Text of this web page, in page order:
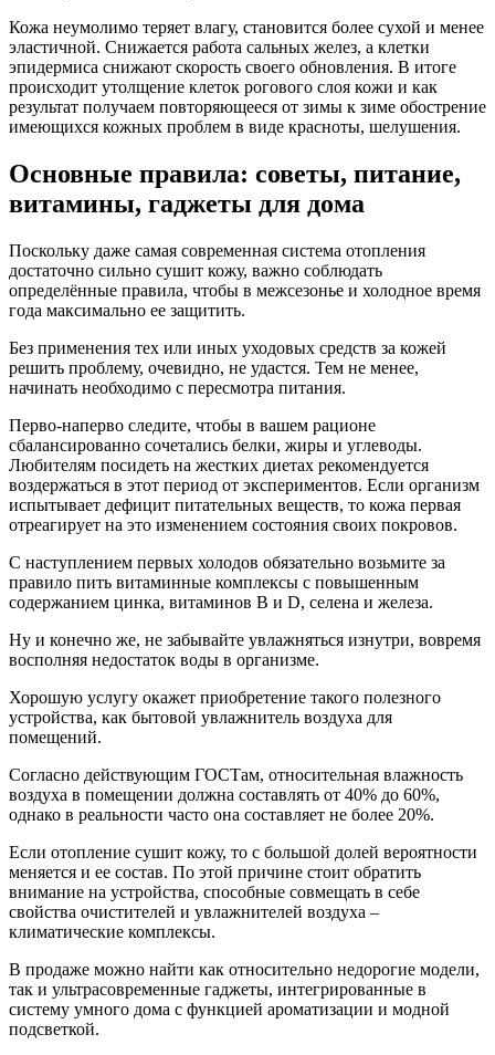
Кожа неумолимо теряет влагу, становится более сухой и менее
эластичной. Снижается работа сальных желез, а клетки
эпидермиса снижают скорость своего обновления. В итоге
происходит утолщение клеток рогового слоя кожи и как
результат получаем повторяющееся от зимы к зиме обострение
имеющихся кожных проблем в виде красноты, шелушения.
Основные правила: советы, питание,
витамины, гаджеты для дома
Поскольку даже самая современная система отопления
достаточно сильно сушит кожу, важно соблюдать
определённые правила, чтобы в межсезонье и холодное время
года максимально ее защитить.
Без применения тех или иных уходовых средств за кожей
решить проблему, очевидно, не удастся. Тем не менее,
начинать необходимо с пересмотра питания.
Перво-наперво следите, чтобы в вашем рационе
сбалансированно сочетались белки, жиры и углеводы.
Любителям посидеть на жестких диетах рекомендуется
воздержаться в этот период от экспериментов. Если организм
испытывает дефицит питательных веществ, то кожа первая
отреагирует на это изменением состояния своих покровов.
С наступлением первых холодов обязательно возьмите за
правило пить витаминные комплексы с повышенным
содержанием цинка, витаминов В и D, селена и железа.
Ну и конечно же, не забывайте увлажняться изнутри, вовремя
восполняя недостаток воды в организме.
Хорошую услугу окажет приобретение такого полезного
устройства, как бытовой увлажнитель воздуха для
помещений.
Согласно действующим ГОСТам, относительная влажность
воздуха в помещении должна составлять от 40% до 60%,
однако в реальности часто она составляет не более 20%.
Если отопление сушит кожу, то с большой долей вероятности
меняется и еe состав. По этой причине стоит обратить
внимание на устройства, способные совмещать в себе
свойства очистителей и увлажнителей воздуха –
климатические комплексы.
В продаже можно найти как относительно недорогие модели,
так и ультрасовременные гаджеты, интегрированные в
систему умного дома с функцией ароматизации и модной
подсветкой.